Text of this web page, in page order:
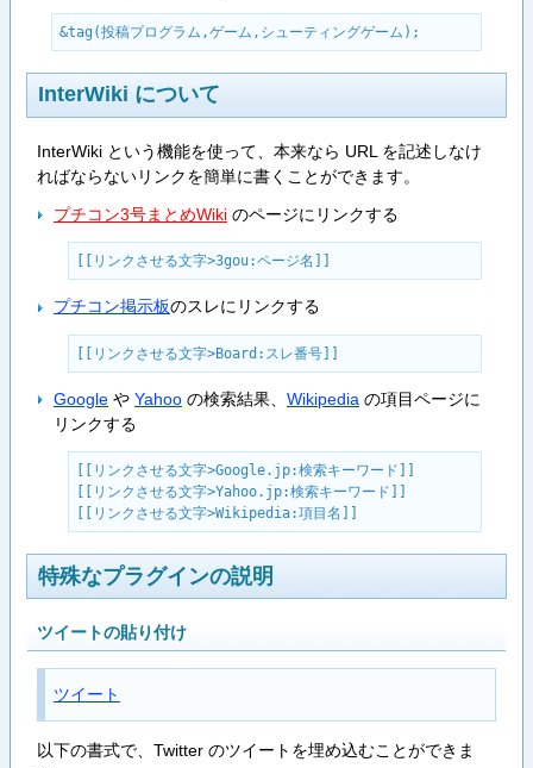
&tag(投稿プログラム,ゲーム,シューティングゲーム);
InterWiki について
InterWiki という機能を使って、本来なら URL を記述しなけ
ればならないリンクを簡単に書くことができます。
プチコン3号まとめWikiのページにリンクする
[[リンクさせる文字>3gou:ページ名]]
プチコン掲示板のスレにリンクする
[[リンクさせる文字>Board:スレ番号]]
Googleや Yahooの検索結果、 Wikipedia の項目ページに
リンクする
[[リンクさせる文字>Google.jp:検索キーワード]]
[[リンクさせる文字>Yahoo.jp:検索キーワード]]
[[リンクさせる文字>Wikipedia:項目名]]
特殊なプラグインの説明
ツイートの貼り付け
ツイート
以下の書式で、Twitter のツイートを埋め込むことができま